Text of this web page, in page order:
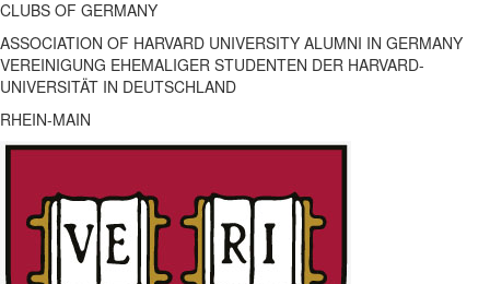
CLUBS OF GERMANY
ASSOCIATION OF HARVARD UNIVERSITY ALUMNI IN GERMANY
VEREINIGUNG EHEMALIGER STUDENTEN DER HARVARD-
UNIVERSITÄT IN DEUTSCHLAND
RHEIN-MAIN